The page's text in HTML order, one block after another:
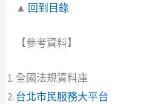
▲ 回到目錄
【參考資料】
全國法規資料庫
台北市民服務大平台